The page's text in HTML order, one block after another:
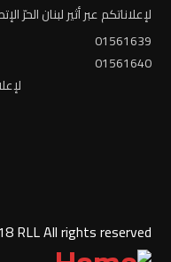
لإعلاناتكم عبر أثير لبنان الحرّ
01561639
01561640
RLL All rights reserved